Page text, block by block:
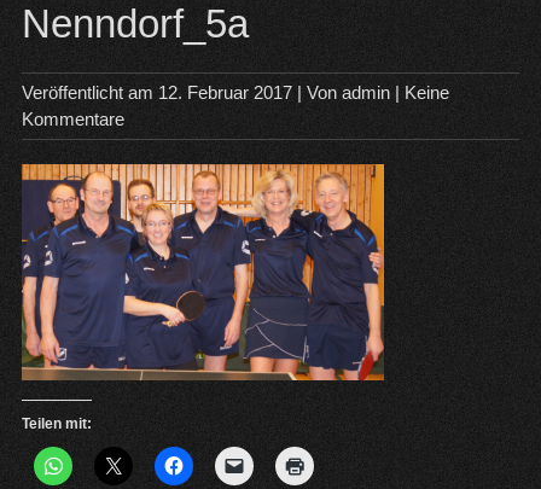
Nenndorf_5a
Veröffentlicht am 12. Februar 2017| Von admin| Keine
Kommentare
Teilen mit: